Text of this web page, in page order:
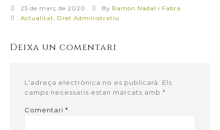
25 de març de 2020 By Ramon Nadal i Fabra
Actualitat
Dret Administratiu
Deixa un comentari
L'adreça electrònica no es publicarà.
Els
camps necessaris estan marcats amb *
Comentari *